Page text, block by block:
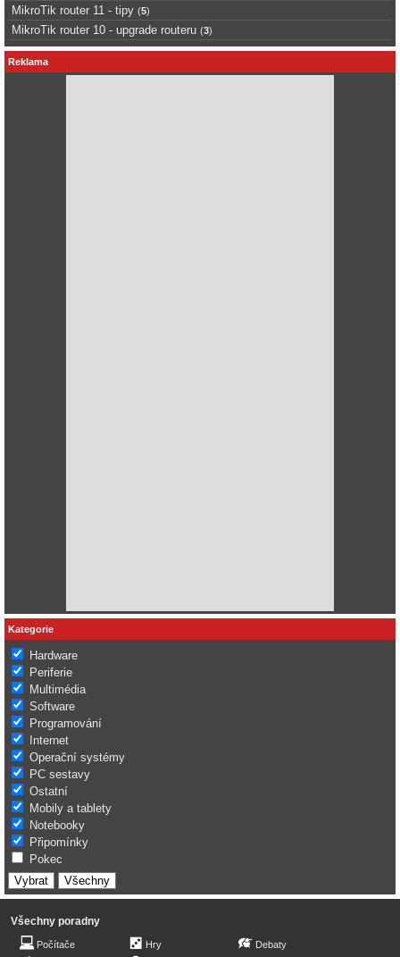
MikroTik router 11 - tipy (5)
MikroTik router 10 - upgrade routeru (3)
Reklama
Kategorie
Hardware
Periferie
Multimédia
Software
Programování
Internet
Operační systémy
PC sestavy
Ostatní
Mobily a tablety
Notebooky
Připomínky
Pokec
Všechny poradny
Počítače Hry Debaty